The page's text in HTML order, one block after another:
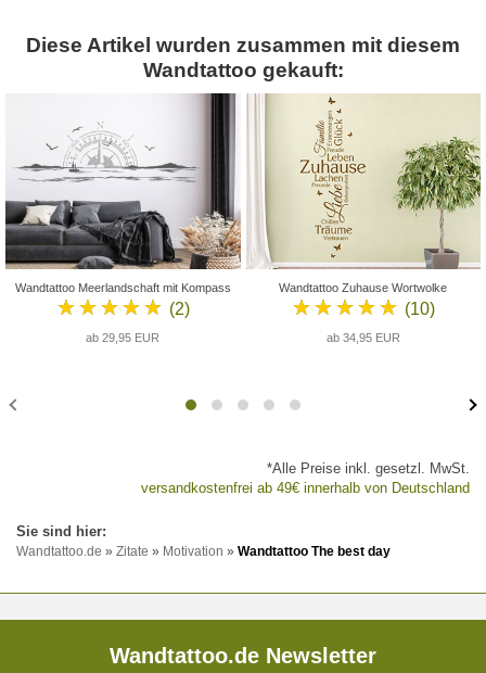
Diese Artikel wurden zusammen mit diesem
Wandtattoo gekauft:
Wandtattoo Meerlandschaft mit Kompass
★★★★★ (2)
ab 29,95 EUR
Wandtattoo Zuhause Wortwolke
★★★★★ (10)
ab 34,95 EUR
*Alle Preise inkl. gesetzl. MwSt.
versandkostenfrei ab 49€ innerhalb von Deutschland
Wandtattoo.de » Zitate » Motivation » Wandtattoo The best day
Wandtattoo.de Newsletter